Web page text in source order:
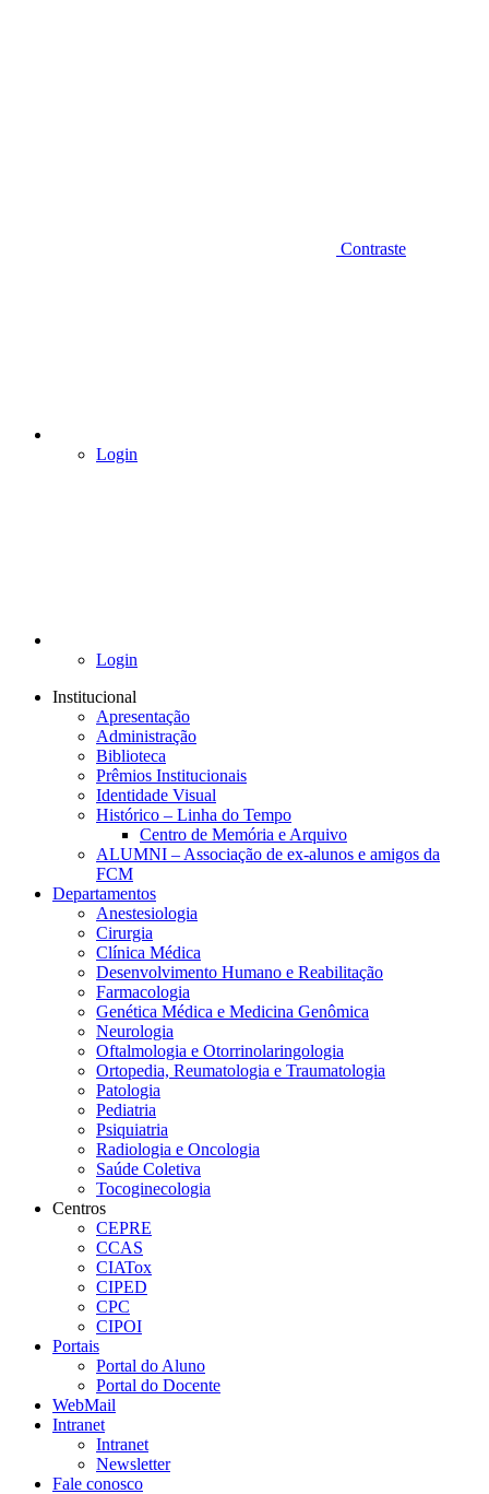
Contraste
Login
Login
Institucional
Apresentação
Administração
Biblioteca
Prêmios Institucionais
Identidade Visual
Histórico – Linha do Tempo
Centro de Memória e Arquivo
ALUMNI – Associação de ex-alunos e amigos da
FCM
Departamentos
Anestesiologia
Cirurgia
Clínica Médica
Desenvolvimento Humano e Reabilitação
Farmacologia
Genética Médica e Medicina Genômica
Neurologia
Oftalmologia e Otorrinolaringologia
Ortopedia, Reumatologia e Traumatologia
Patologia
Pediatria
Psiquiatria
Radiologia e Oncologia
Saúde Coletiva
Tocoginecologia
Centros
CEPRE
CCAS
CIATox
CIPED
CPC
CIPOI
Portais
Portal do Aluno
Portal do Docente
WebMail
Intranet
Intranet
Newsletter
Fale conosco